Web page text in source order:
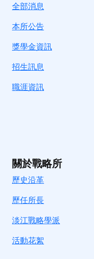
全部消息
本所公告
獎學金資訊
招生訊息
職涯資訊
關於戰略所
歷史沿革
歷任所長
淡江戰略學派
活動花絮